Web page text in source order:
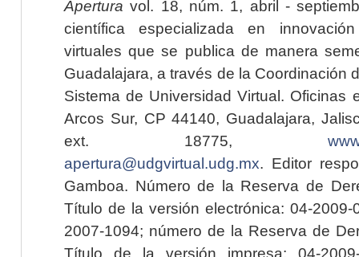
Apertura vol. 18, núm. 1, abril -
científica especializada en
virtuales que se publica de manera
Guadalajara, a través de la Coordinación
Sistema de Universidad Virtual. Oficinas
Arcos Sur, CP 44140, Guadalajara,
ext. 18775,
apertura@udgvirtual.udg.mx. Editor
Gamboa. Número de la Reserva de
Título de la versión electrónica: 04-2009-
2007-1094; número de la Reserva de
Título de la versión impresa: 04-2009-